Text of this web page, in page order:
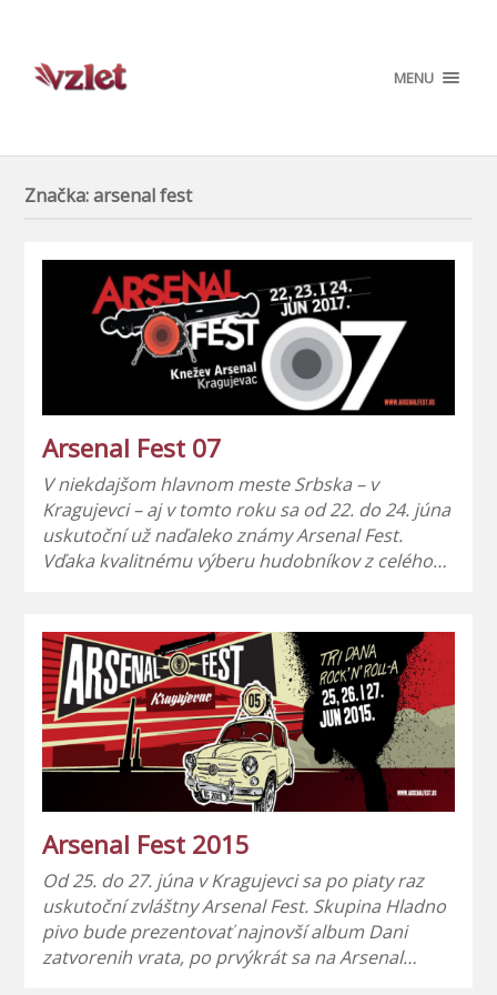
MENU
Značka:arsenal fest
Arsenal Fest 07
V niekdajšom hlavnom meste Srbska – v
Kragujevci – aj v tomto roku sa od 22. do 24. júna
uskutoční už naďaleko známy Arsenal Fest.
Vďaka kvalitnému výberu hudobníkov z celého…
Arsenal Fest 2015
Od 25. do 27. júna v Kragujevci sa po piaty raz
uskutoční zvláštny Arsenal Fest. Skupina Hladno
pivo bude prezentovať najnovší album Dani
zatvorenih vrata, po prvýkrát sa na Arsenal…